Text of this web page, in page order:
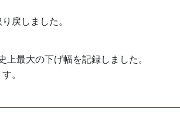
戻しました。
上最大の下げ幅を記録しました。
。